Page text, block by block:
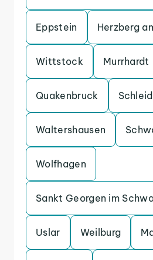
Eppstein Herzberg
Wittstock Murrhardt
Quakenbruck
Waltershausen
Wolfhagen
Sankt Georgen im
Uslar Weilburg